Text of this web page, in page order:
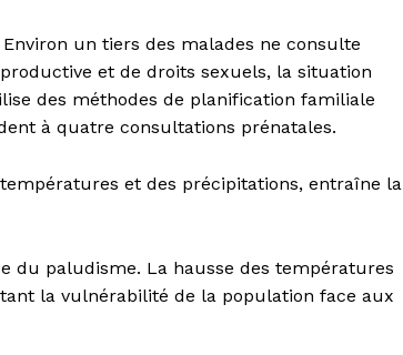
un tiers des malades ne consulte
et de droits sexuels, la situation
des méthodes de planification familiale
à quatre consultations prénatales.
et des précipitations, entraîne la
du paludisme. La hausse des températures
la vulnérabilité de la population face aux